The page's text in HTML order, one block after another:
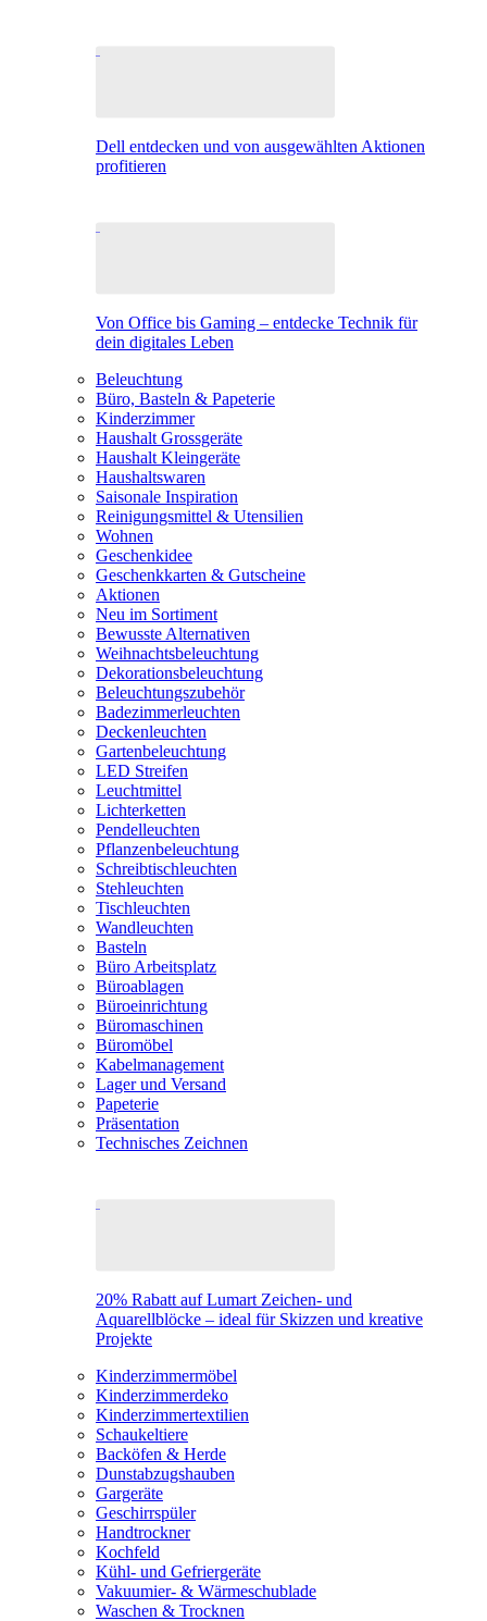
Dell entdecken und von ausgewählten Aktionen
profitieren
Von Office bis Gaming – entdecke Technik für
dein digitales Leben
Beleuchtung
Büro, Basteln & Papeterie
Kinderzimmer
Haushalt Grossgeräte
Haushalt Kleingeräte
Haushaltswaren
Saisonale Inspiration
Reinigungsmittel & Utensilien
Wohnen
Geschenkidee
Geschenkkarten & Gutscheine
Aktionen
Neu im Sortiment
Bewusste Alternativen
Weihnachtsbeleuchtung
Dekorationsbeleuchtung
Beleuchtungszubehör
Badezimmerleuchten
Deckenleuchten
Gartenbeleuchtung
LED Streifen
Leuchtmittel
Lichterketten
Pendelleuchten
Pflanzenbeleuchtung
Schreibtischleuchten
Stehleuchten
Tischleuchten
Wandleuchten
Basteln
Büro Arbeitsplatz
Büroablagen
Büroeinrichtung
Büromaschinen
Büromöbel
Kabelmanagement
Lager und Versand
Papeterie
Präsentation
Technisches Zeichnen
20% Rabatt auf Lumart Zeichen- und
Aquarellblöcke – ideal für Skizzen und kreative
Projekte
Kinderzimmermöbel
Kinderzimmerdeko
Kinderzimmertextilien
Schaukeltiere
Backöfen & Herde
Dunstabzugshauben
Gargeräte
Geschirrspüler
Handtrockner
Kochfeld
Kühl- und Gefriergeräte
Vakuumier- & Wärmeschublade
Waschen & Trocknen